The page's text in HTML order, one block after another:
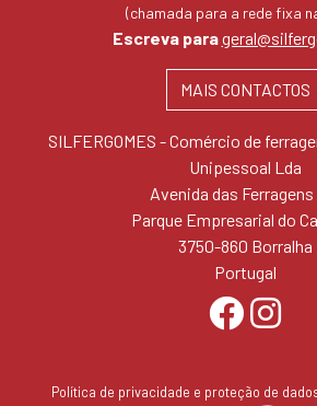
(chamada para a rede fixa
Escreva para
MAIS CONTACTOS
SILFERGOMES - Comércio de
Unipessoal Lda
Avenida das Ferragens
Parque Empresarial do
3750-860 Borralha
Portugal
Política de privacidade e proteção de